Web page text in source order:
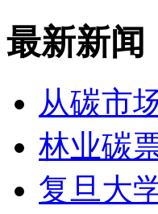
最新新闻
从碳市
林业碳
复旦大